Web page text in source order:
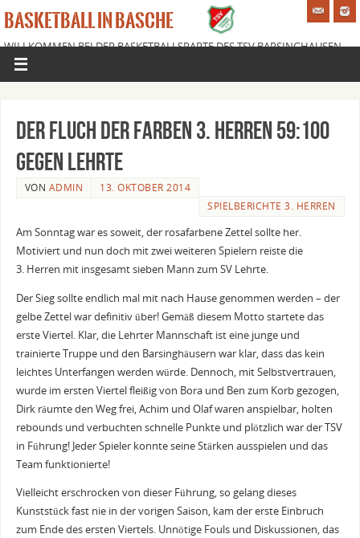
BASKETBALL IN BASCHE
WILLKOMMEN BEI DER BASKETBALLSPARTE DES TSV BARSINGHAUSEN
E.V.
Der Fluch der Farben 3. Herren 59:100
gegen Lehrte
VON ADMIN
13. OKTOBER 2014
SPIELBERICHTE 3. HERREN
Am Sonntag war es soweit, der rosafarbene Zettel sollte her.
Motiviert und nun doch mit zwei weiteren Spielern reiste die
3. Herren mit insgesamt sieben Mann zum SV Lehrte.
Der Sieg sollte endlich mal mit nach Hause genommen werden – der
gelbe Zettel war definitiv über! Gemäß diesem Motto startete das
erste Viertel. Klar, die Lehrter Mannschaft ist eine junge und
trainierte Truppe und den Barsinghäusern war klar, dass das kein
leichtes Unterfangen werden würde. Dennoch, mit Selbstvertrauen,
wurde im ersten Viertel fleißig von Bora und Ben zum Korb gezogen,
Dirk räumte den Weg frei, Achim und Olaf waren anspielbar, holten
rebounds und verbuchten schnelle Punkte und plötzlich war der TSV
in Führung! Jeder Spieler konnte seine Stärken ausspielen und das
Team funktionierte!
Vielleicht erschrocken von dieser Führung, so gelang dieses
Kunststück fast nie in der vorigen Saison, kam der erste Einbruch
zum Ende des ersten Viertels. Unnötige Fouls und Diskussionen, das